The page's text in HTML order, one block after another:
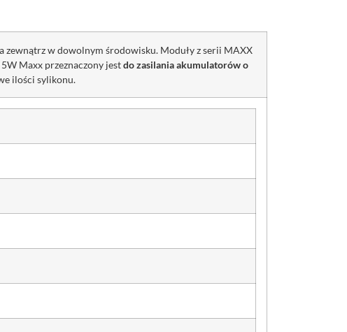
zewnątrz w dowolnym środowisku. Moduły z serii MAXX
Maxx przeznaczony jestdo zasilania akumulatorów o
ilości sylikonu.